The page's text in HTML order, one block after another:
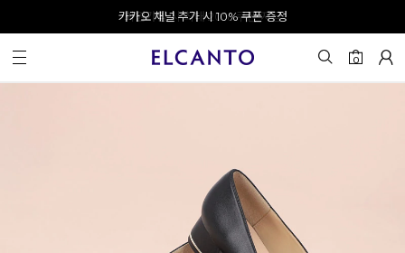
오전 10시 이전 결제 완료 시 오늘 출발!
회원가입 시 최대 20% 쿠폰 지급
카카오 채널 추가 시 10% 쿠폰 증정
0